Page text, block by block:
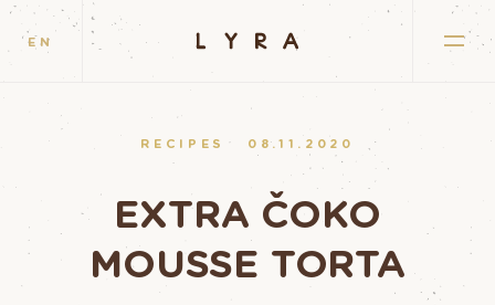
EN
RECIPES 08.11.2020
EXTRA ČOKO
MOUSSE TORTA